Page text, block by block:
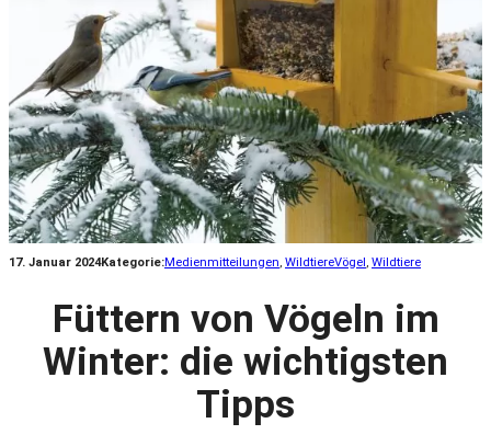
17. Januar 2024Kategorie:Medienmitteilungen, WildtiereVögel , Wildtiere
Füttern von Vögeln im
Winter: die wichtigsten
Tipps